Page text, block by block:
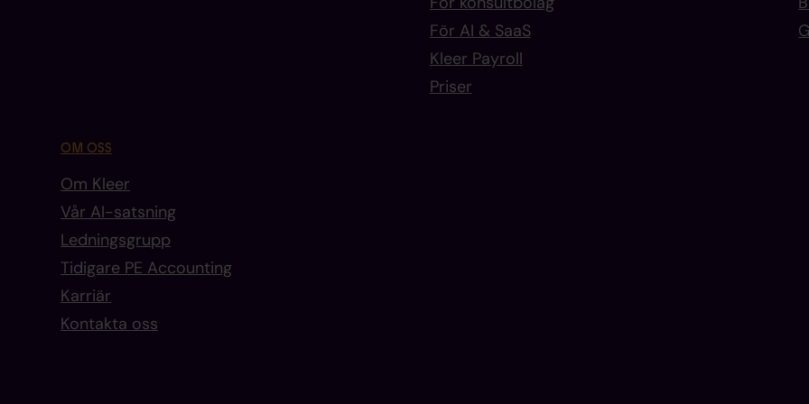
För AI & SaaS
Kleer Payroll
Priser
OM OSS
Om Kleer
Vår AI-satsning
Ledningsgrupp
Tidigare PE Accounting
Karriär
Kontakta oss